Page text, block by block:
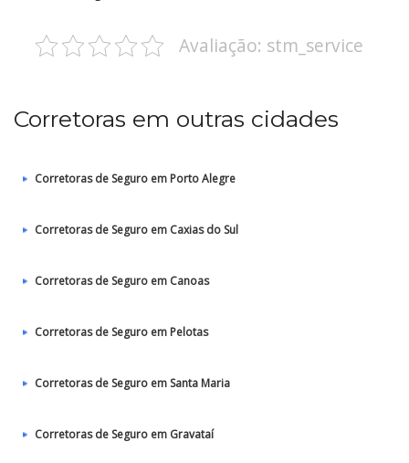
Avaliação: stm_service
Corretoras em outras cidades
Corretoras de Seguro em Porto Alegre
Corretoras de Seguro em Caxias do Sul
Corretoras de Seguro em Canoas
Corretoras de Seguro em Pelotas
Corretoras de Seguro em Santa Maria
Corretoras de Seguro em Gravataí